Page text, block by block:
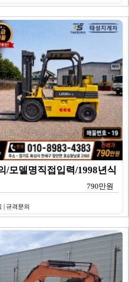
/모델명직접입력/1998년식
790만원
| 규격문의